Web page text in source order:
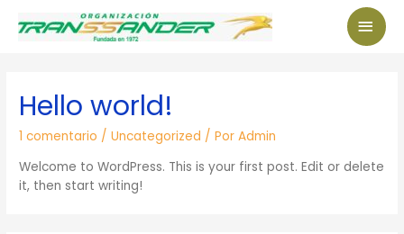
Hello world!
1 comentario /Uncategorized / PorAdmin
Welcome to WordPress. This is your first post. Edit or delete
it, then start writing!